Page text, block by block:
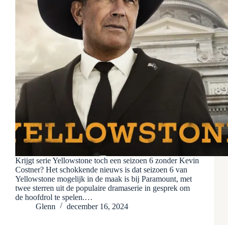
Krijgt serie Yellowstone toch een seizoen 6 zonder Kevin
Costner? Het schokkende nieuws is dat seizoen 6 van
Yellowstone mogelijk in de maak is bij Paramount, met
twee sterren uit de populaire dramaserie in gesprek om
de hoofdrol te spelen.…
Glenn
december 16, 2024